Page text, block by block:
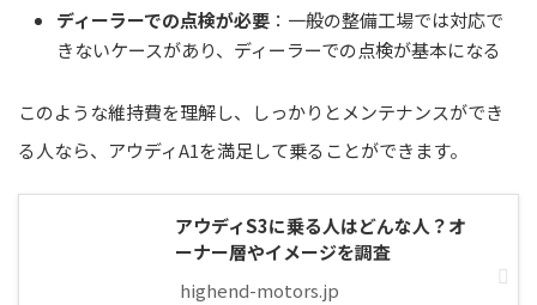
ディーラーでの点検が必要 ：一般の整備工場では対応で
きないケースがあり、ディーラーでの点検が基本になる
このような維持費を理解し、しっかりとメンテナンスができ
る人なら、アウディA1を満足して乗ることができます。
アウディS3に乗る人はどんな人？オ
ーナー層やイメージを調査
highend-motors.jp